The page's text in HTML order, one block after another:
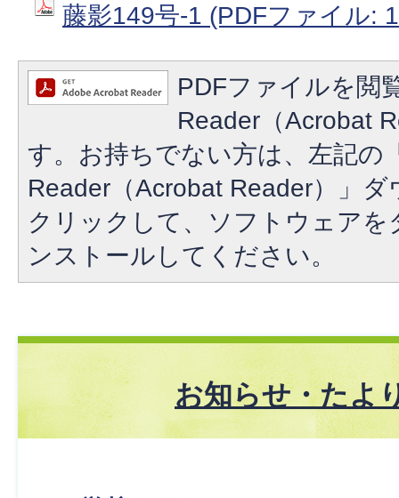
藤影149号-1 (PDFファイル:
PDFファイルを閲
Reader（Acrobat
す。お持ちでない方は、左記の
Reader（Acrobat Reader）」
クリックして、ソフトウェア
ンストールしてください。
お知らせ・たよ